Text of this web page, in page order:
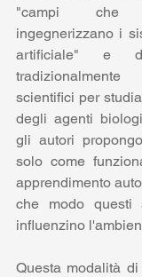
"campi che
ingegnerizzano i
artificiale" e
scientifici per
degli agenti
gli autori
solo come
apprendimento
che modo questi
Questa modalità